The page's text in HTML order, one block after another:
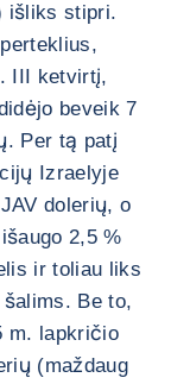
išliks stipri.
III ketvirtį,
beveik 7
Per tą patį
Izraelyje
dolerių, o
2,5 %
ir toliau liks
Be to,
m. lapkričio
(maždaug